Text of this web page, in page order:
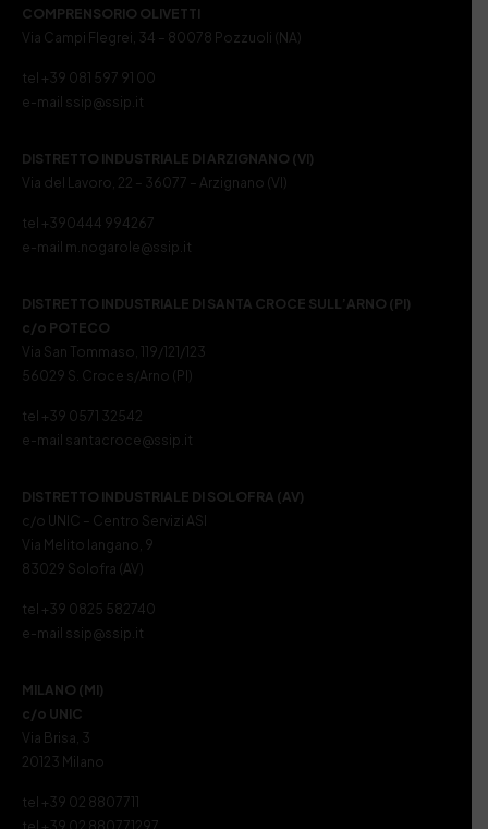
COMPRENSORIO OLIVETTI
Via Campi Flegrei, 34 – 80078 Pozzuoli (NA)
tel +39 081 597 91 00
e-mail ssip@ssip.it
DISTRETTO INDUSTRIALE DI ARZIGNANO (VI)
Via del Lavoro, 22 – 36077 – Arzignano (VI)
tel +390444 994267
e-mail m.nogarole@ssip.it
DISTRETTO INDUSTRIALE DI SANTA CROCE SULL’ARNO (PI)
c/o POTECO
Via San Tommaso, 119/121/123
56029 S. Croce s/Arno (PI)
tel +39 0571 32542
e-mail santacroce@ssip.it
DISTRETTO INDUSTRIALE DI SOLOFRA (AV)
c/o UNIC – Centro Servizi ASI
Via Melito Iangano, 9
83029 Solofra (AV)
tel +39 0825 582740
e-mail ssip@ssip.it
MILANO (MI)
c/o UNIC
Via Brisa, 3
20123 Milano
tel +39 02 8807711